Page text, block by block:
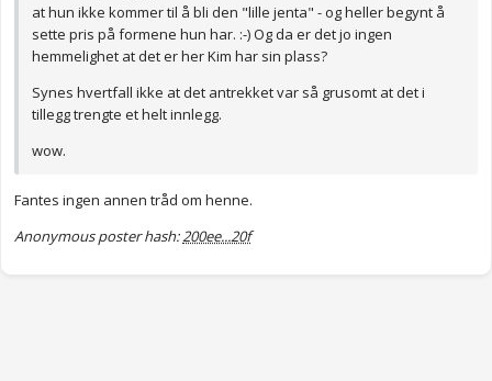
at hun ikke kommer til å bli den "lille jenta" - og heller begynt å
sette pris på formene hun har. :-) Og da er det jo ingen
hemmelighet at det er her Kim har sin plass?
Synes hvertfall ikke at det antrekket var så grusomt at det i
tillegg trengte et helt innlegg.
wow.
Fantes ingen annen tråd om henne.
Anonymous poster hash:200ee...20f